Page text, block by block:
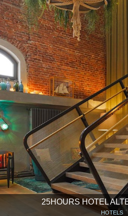
25HOURS HOTEL
HOTELS